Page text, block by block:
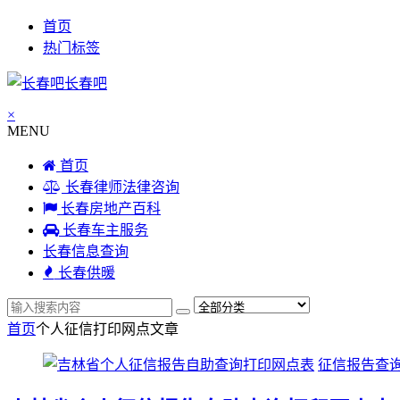
首页
热门标签
长春吧
×
MENU
首页
长春律师法律咨询
长春房地产百科
长春车主服务
长春信息查询
长春供暖
首页个人征信打印网点文章
征信报告查